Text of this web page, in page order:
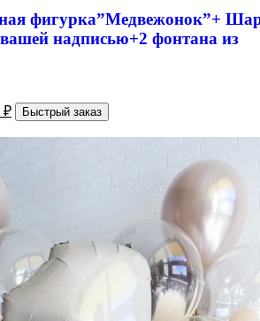
фигурка”Медвежонок”+
надписью+2 фонтана из
₽ Быстрый заказ